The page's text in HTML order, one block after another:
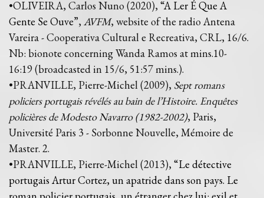
•OLIVEIRA, Carlos Nuno (2020), “A Ler É Que A
Gente Se Ouve”, AVFM, website of the radio Antena
Vareira - Cooperativa Cultural e Recreativa, CRL, 16/6.
Nb: bionote concerning Wanda Ramos at mins.10-
16:19 (broadcasted in 15/6, 51:57 mins.).
•PRANVILLE, Pierre-Michel (2009), Sept romans
policiers portugais révélés au bain de l’Histoire. Enquêtes
policières de Modesto Navarro (1982-2002), Paris,
Université Paris 3 - Sorbonne Nouvelle, Mémoire de
Master. 2.
•PRANVILLE, Pierre-Michel (2013), “Le détective
portugais Artur Cortez, un apatride dans son pays. Le